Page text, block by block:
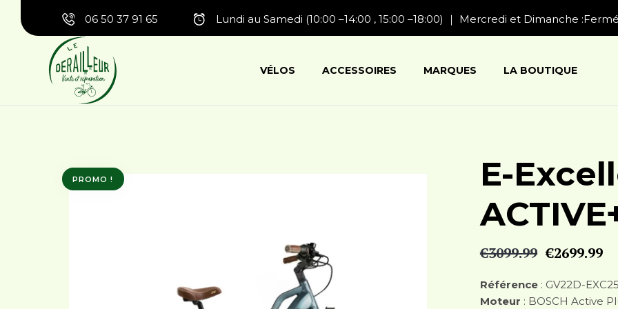
06 50 37 91 65 Lundi au Samedi (10:00 –14:00 , 15:00 –18:00) ｜ Mercredi et Dimanche :Fermé
VÉLOS ACCESSOIRES MARQUES LA BOUTIQUE
PROMO !
E-
€3099.99 Le
initial
était :
€2699.99Le
Référence : GV22D-
Moteur : BOSCH Active